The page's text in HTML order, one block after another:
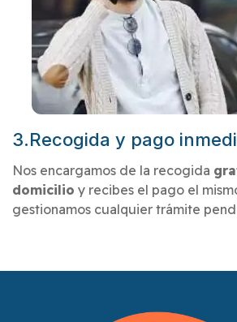
3.Recogida y pago
Nos encargamos de la recogida
domicilio y recibes el pago el
gestionamos cualquier trámite